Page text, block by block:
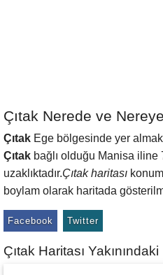
Çıtak Nerede ve
Çıtak Ege bölgesinde yer
Çıtak bağlı olduğu Manisa
uzaklıktadır.Çıtak haritası
boylam olarak haritada
Facebook Twitter
Çıtak Haritası